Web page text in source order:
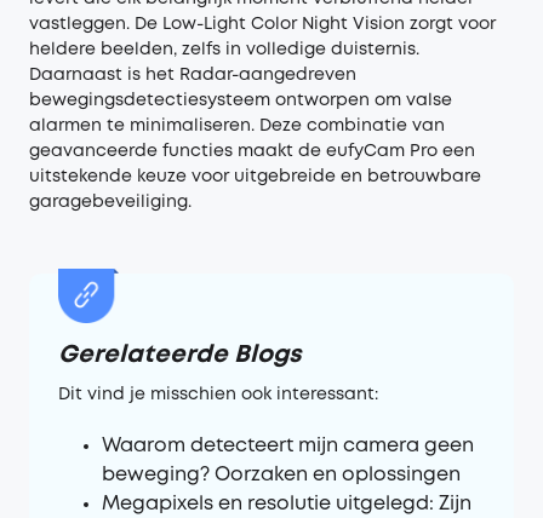
vastleggen. De Low-Light Color Night Vision zorgt voor
heldere beelden, zelfs in volledige duisternis.
Daarnaast is het Radar-aangedreven
bewegingsdetectiesysteem ontworpen om valse
alarmen te minimaliseren. Deze combinatie van
geavanceerde functies maakt de eufyCam Pro een
uitstekende keuze voor uitgebreide en betrouwbare
garagebeveiliging.
Gerelateerde Blogs
Dit vind je misschien ook interessant:
Waarom detecteert mijn camera geen
beweging? Oorzaken en oplossingen
Megapixels en resolutie uitgelegd: Zijn